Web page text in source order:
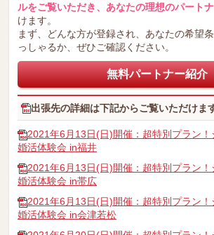
ルをご覧いただき、あなたの理想のパート
けます。
まず、どんな方が登録され、あなたの希望
っしゃるか、ぜひご確認ください。
無料パートナー紹介
出張先の詳細は下記からご覧いただけま
2021年6月13日(日)開催：超特別プラン！
婚活体験会 in福井
2021年6月13日(日)開催：超特別プラン！
婚活体験会 in帯広
2021年6月13日(日)開催：超特別プラン！
婚活体験会 in会津若松